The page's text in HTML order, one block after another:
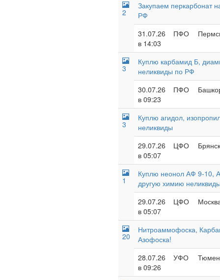
2
Закупаем перкарбонат
РФ
31.07.26
в 14:03
ПФО
3
Куплю карбамид Б,
неликвиды по РФ
30.07.26
в 09:23
ПФО
3
Куплю агидол,
неликвиды
29.07.26
в 05:07
ЦФО
1
Куплю неонол АФ 9-10,
другую химию
29.07.26
в 05:07
ЦФО
20
Нитроаммофоска,
Азофоска!
28.07.26
в 09:26
УФО